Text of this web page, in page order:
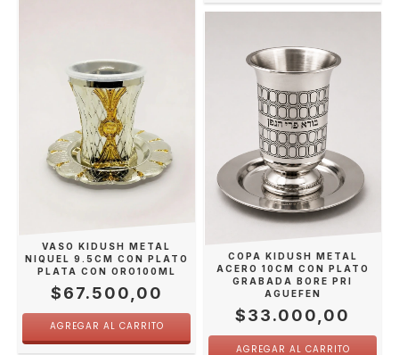
VASO KIDUSH METAL
NIQUEL 9.5CM CON PLATO
PLATA CON ORO100ML
$67.500,00
COPA KIDUSH METAL
ACERO 10CM CON PLATO
GRABADA BORE PRI
AGUEFEN
$33.000,00